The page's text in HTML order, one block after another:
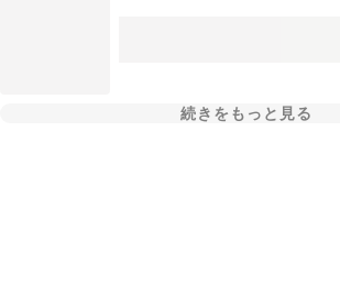
続きをもっと見る